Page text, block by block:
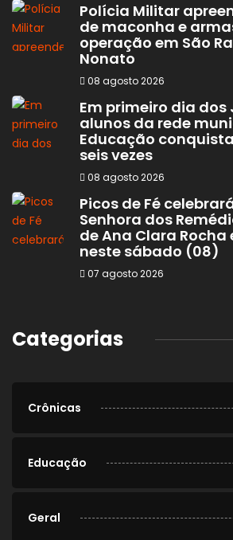
Polícia Militar
de maconha e
operação em São
Nonato
08 agosto 2026
Em primeiro dia dos
alunos da rede
Educação
seis vezes
08 agosto 2026
Picos de Fé
Senhora dos
de Ana Clara Rocha
neste sábado (08)
07 agosto 2026
Categorias
Crônicas
Educação
Geral